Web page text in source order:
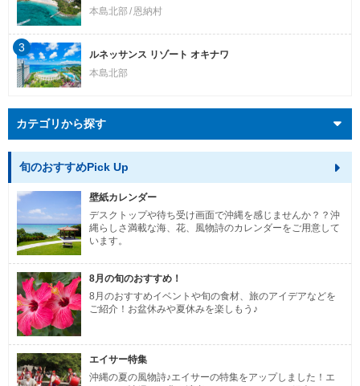
本島北部 恩納村
ルネッサンス リゾート オキナワ
本島北部
3
カテゴリから探す
旬のおすすめPick Up
壁紙カレンダー
デスクトップや待ち受け画面で沖縄を感じませんか？？沖
縄らしさ満載な海、花、風物詩のカレンダーをご用意して
います。
8月の旬のおすすめ！
8月のおすすめイベントや旬の食材、旅のアイデアなどを
ご紹介！お盆休みや夏休みを楽しもう♪
エイサー特集
沖縄の夏の風物詩♪エイサーの特集をアップしました！エ